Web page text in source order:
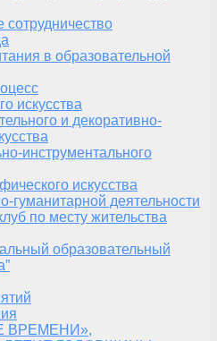
в образовательной
искусства
и декоративно-
инструментального
искусства
гуманитарной деятельности
по месту жительства
образовательный
ВРЕМЕНИ»,